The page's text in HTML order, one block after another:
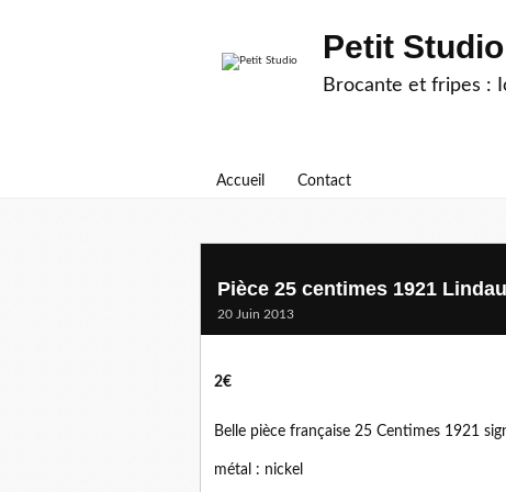
Petit Studio
Brocante et fripes :
Accueil Contact
Pièce 25 centimes 1921
20 Juin 2013
2€
Belle pièce française 25 Centimes 1921
métal : nickel